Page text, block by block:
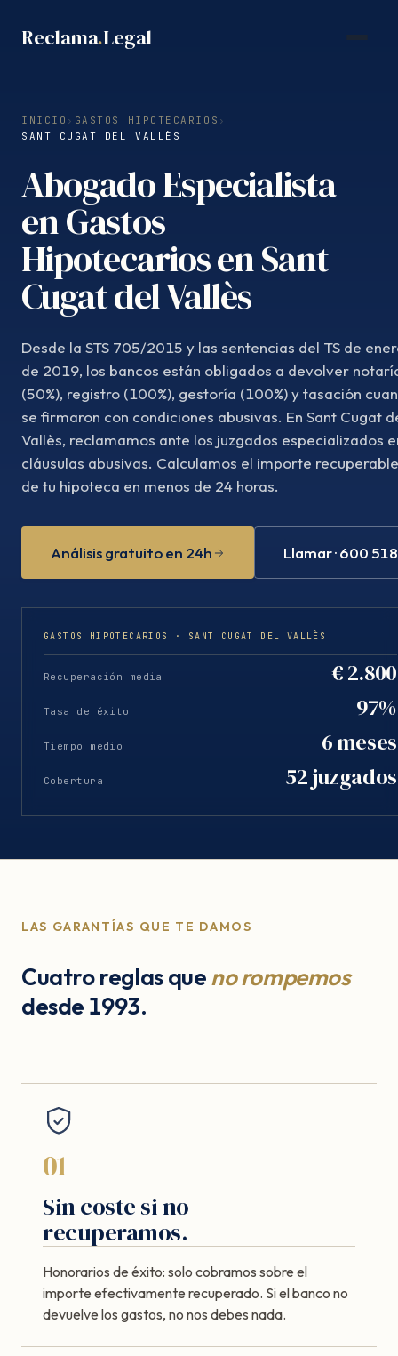
Reclama.Legal
INICIO › GASTOS HIPOTECARIOS ›
SANT CUGAT DEL VALLÈS
Abogado Especialista
en Gastos
Hipotecarios en Sant
Cugat del Vallès
Desde la STS 705/2015 y las sentencias del TS de
de 2019, los bancos están obligados a devolver
(50%), registro (100%), gestoría (100%) y tasación
se firmaron con condiciones abusivas. En Sant Cugat
Vallès, reclamamos ante los juzgados especializados
cláusulas abusivas. Calculamos el importe recuperable
de tu hipoteca en menos de 24 horas.
Análisis gratuito en 24h Llamar · 600
GASTOS HIPOTECARIOS · SANT CUGAT DEL VALLÈS
Recuperación media € 2.800
Tasa de éxito 97%
Tiempo medio 6 meses
Cobertura 52 juzgados
LAS GARANTÍAS QUE TE DAMOS
Cuatro reglas queno rompemos
desde 1993.
01
Sin coste si no
recuperamos.
Honorarios de éxito: solo cobramos sobre el
importe efectivamente recuperado. Si el banco no
devuelve los gastos, no nos debes nada.